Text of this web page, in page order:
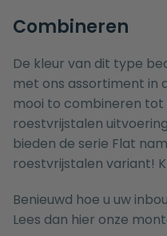
Combineren
De kleur van dit type
met ons assortiment in
mooi to combineren tot
roestvrijstalen
bieden de serie Flat
roestvrijstalen variant!
Benieuwd hoe u uw
Lees dan hier onze